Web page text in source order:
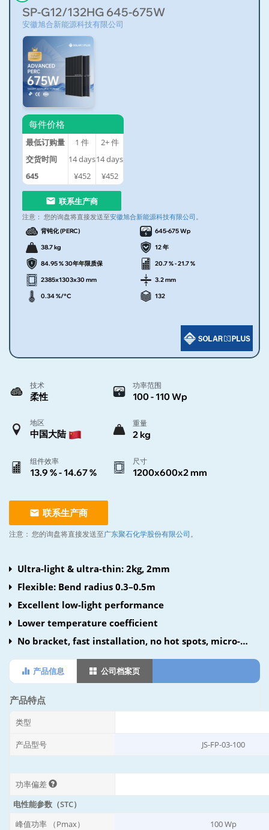
SP-G12/132HG 645-675W
安徽旭合新能源科技有限公司
每件价格
最低订购量 1 件 2+件
交货时间
14days14days
645
¥452 ¥452
联系生产商
注意： 您的询盘将直接发送至安徽旭合新能源科技有限公司 。
背钝化 (PERC) 645-675 Wp
38.7 kg 12 年
84.95 % 30年年限质保 20.7 % - 21.7 %
2385x1303x30 mm 3.2 mm
0.34 %/°C 132
技术
柔性
功率范围
100 - 110 Wp
地区
中国大陆
重量
2 kg
组件效率
13.9 % - 14.67 %
尺寸
1200x600x2 mm
联系生产商
注意： 您的询盘将直接发送至广东聚石化学股份有限公司 。
Ultra-light & ultra-thin: 2kg, 2mm
Flexible: Bend radius 0.3–0.5m
Excellent low-light performance
Lower temperature coefficient
No bracket, fast installation, no hot spots, micro-
cracks
产品信息 公司档案页
产品特点
类型
产品型号 JS-FP-03-100
功率偏差
电性能参数（STC）
峰值功率 （Pmax）
100 Wp